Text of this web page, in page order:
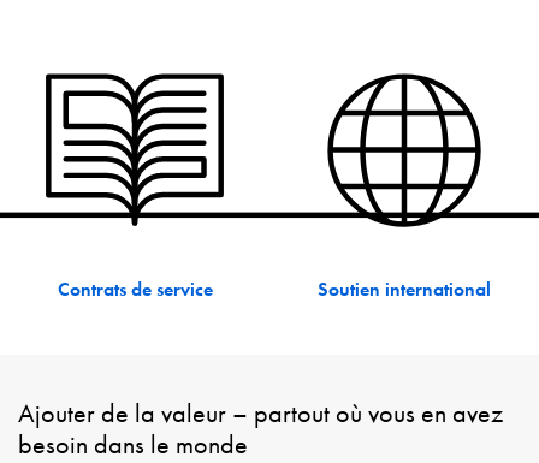
Contrats de service Soutien international
Ajouter de la valeur – partout où vous en avez
besoin dans le monde